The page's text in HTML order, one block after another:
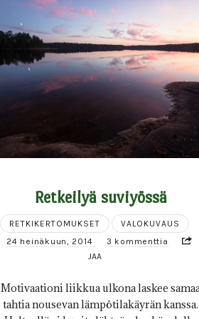
Retkeilyä suviyössä
RETKIKERTOMUKSET
VALOKUVAUS
24 heinäkuun, 2014
3 kommenttia
JAA
Motivaationi liikkua ulkona laskee
tahtia nousevan lämpötilakäyrän kanssa.